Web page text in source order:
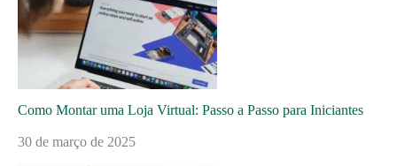
Como Montar uma Loja Virtual: Passo a Passo para Iniciantes
30 de março de 2025